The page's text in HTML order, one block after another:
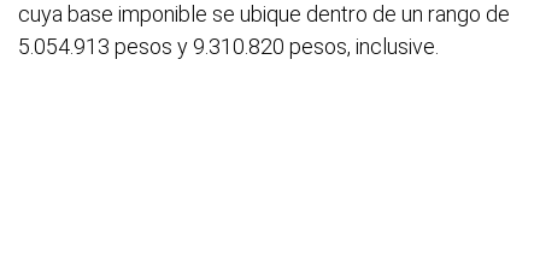
cuya base imponible se ubique dentro de un rango de
5.054.913 pesos y 9.310.820 pesos, inclusive.